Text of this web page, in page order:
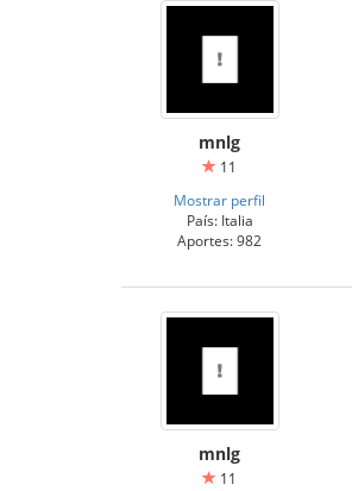
mnlg
11
Mostrar perfil
País: Italia
Aportes: 982
mnlg
11